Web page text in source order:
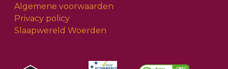
Algemene voorwaarden
Privacy policy
Slaapwereld Woerden